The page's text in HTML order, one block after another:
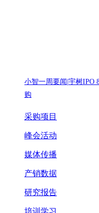
小智一周要闻|宇树IPO
购
采购项目
峰会活动
媒体传播
产销数据
研究报告
培训学习